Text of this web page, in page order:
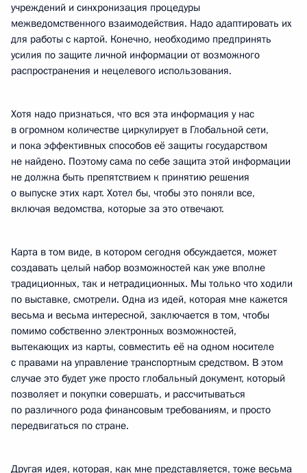
учреждений и синхронизация процедуры
межведомственного взаимодействия. Надо адаптировать их
для работы с картой. Конечно, необходимо предпринять
усилия по защите личной информации от возможного
распространения и нецелевого использования.
Хотя надо признаться, что вся эта информация у нас
в огромном количестве циркулирует в Глобальной сети,
и пока эффективных способов её защиты государством
не найдено. Поэтому сама по себе защита этой информации
не должна быть препятствием к принятию решения
о выпуске этих карт. Хотел бы, чтобы это поняли все,
включая ведомства, которые за это отвечают.
Карта в том виде, в котором сегодня обсуждается, может
создавать целый набор возможностей как уже вполне
традиционных, так и нетрадиционных. Мы только что ходили
по выставке, смотрели. Одна из идей, которая мне кажется
весьма и весьма интересной, заключается в том, чтобы
помимо собственно электронных возможностей,
вытекающих из карты, совместить её на одном носителе
с правами на управление транспортным средством. В этом
случае это будет уже просто глобальный документ, который
позволяет и покупки совершать, и рассчитываться
по различного рода финансовым требованиям, и просто
передвигаться по стране.
Другая идея, которая, как мне представляется, тоже весьма